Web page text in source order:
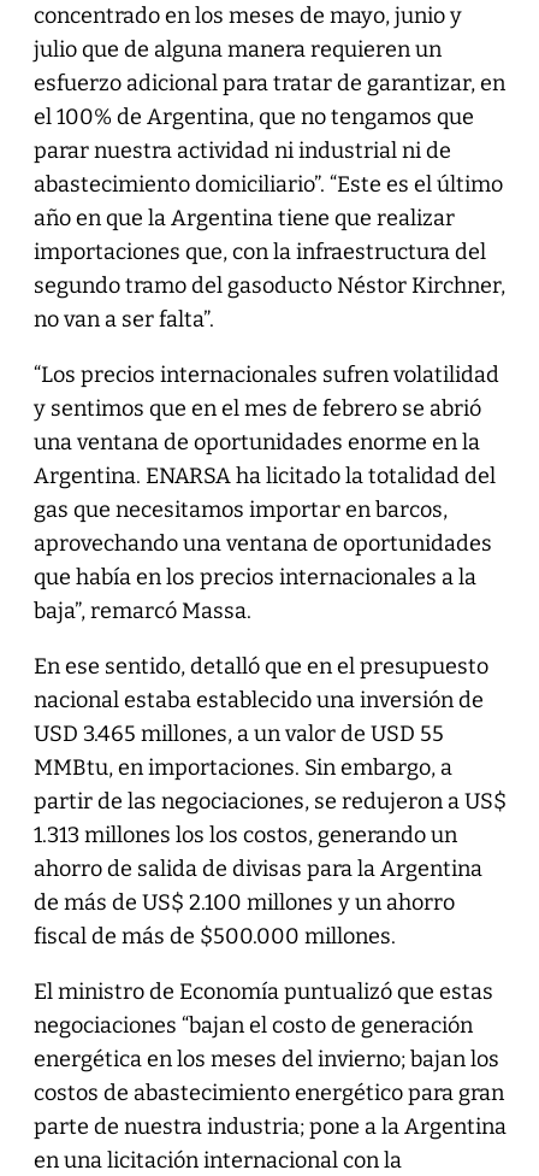
concentrado en los meses de mayo, junio y
julio que de alguna manera requieren un
esfuerzo adicional para tratar de garantizar, en
el 100% de Argentina, que no tengamos que
parar nuestra actividad ni industrial ni de
abastecimiento domiciliario”. “Este es el último
año en que la Argentina tiene que realizar
importaciones que, con la infraestructura del
segundo tramo del gasoducto Néstor Kirchner,
no van a ser falta”.
“Los precios internacionales sufren volatilidad
y sentimos que en el mes de febrero se abrió
una ventana de oportunidades enorme en la
Argentina. ENARSA ha licitado la totalidad del
gas que necesitamos importar en barcos,
aprovechando una ventana de oportunidades
que había en los precios internacionales a la
baja”, remarcó Massa.
En ese sentido, detalló que en el presupuesto
nacional estaba establecido una inversión de
USD 3.465 millones, a un valor de USD 55
MMBtu, en importaciones. Sin embargo, a
partir de las negociaciones, se redujeron a US$
1.313 millones los los costos, generando un
ahorro de salida de divisas para la Argentina
de más de US$ 2.100 millones y un ahorro
fiscal de más de $500.000 millones.
El ministro de Economía puntualizó que estas
negociaciones “bajan el costo de generación
energética en los meses del invierno; bajan los
costos de abastecimiento energético para gran
parte de nuestra industria; pone a la Argentina
en una licitación internacional con la